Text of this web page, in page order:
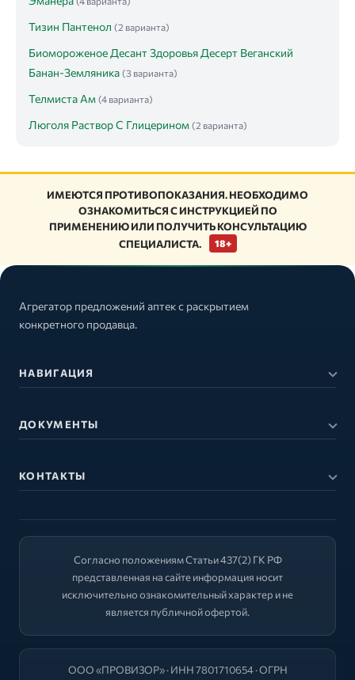
Тизин Пантенол (2 варианта)
Биомороженое Десант Здоровья Десерт Веганский
Банан-Земляника (3 варианта)
Телмиста Ам (4 варианта)
Люголя Раствор С Глицерином (2 варианта)
ИМЕЮТСЯ ПРОТИВОПОКАЗАНИЯ. НЕОБХОДИМО
ОЗНАКОМИТЬСЯ С ИНСТРУКЦИЕЙ ПО
ПРИМЕНЕНИЮ ИЛИ ПОЛУЧИТЬ КОНСУЛЬТАЦИЮ
СПЕЦИАЛИСТА.
18+
Агрегатор предложений аптек с раскрытием
конкретного продавца.
НАВИГАЦИЯ
ДОКУМЕНТЫ
КОНТАКТЫ
Согласно положениям Статьи 437(2) ГК РФ
представленная на сайте информация носит
исключительно ознакомительный характер и не
является публичной офертой.
ООО «ПРОВИЗОР» · ИНН 7801710654 · ОГРН